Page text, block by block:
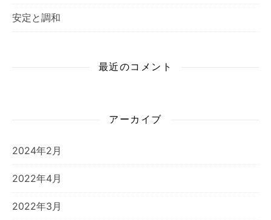
安定と調和
最近のコメント
アーカイブ
2024年2月
2022年4月
2022年3月